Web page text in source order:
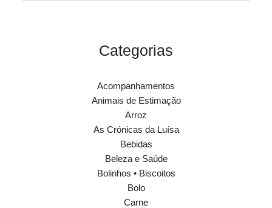
Categorias
Acompanhamentos
Animais de Estimação
Arroz
As Crónicas da Luísa
Bebidas
Beleza e Saúde
Bolinhos • Biscoitos
Bolo
Carne